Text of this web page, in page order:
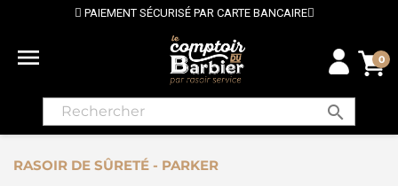
SÉCURISÉ PAR CARTE BANCAIRE ⭐ LIVRAISON
 0
search
RASOIR DE SÛRETÉ - PARKER